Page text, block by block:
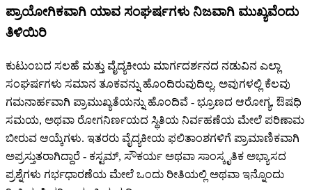
ಪ್ರಾಯೋಗಿಕವಾಗಿ ಯಾವ ಸಂಘರ್ಷಗಳು ನಿಜವಾಗಿ ಮುಖ್ಯವೆಂದು
ತಿಳಿಯಿರಿ
ಕುಟುಂಬದ ಸಲಹೆ ಮತ್ತು ವೈದ್ಯಕೀಯ ಮಾರ್ಗದರ್ಶನದ ನಡುವಿನ ಎಲ್ಲಾ
ಸಂಘರ್ಷಗಳು ಸಮಾನ ತೂಕವನ್ನು ಹೊಂದಿರುವುದಿಲ್ಲ. ಅವುಗಳಲ್ಲಿ ಕೆಲವು
ಗಮನಾರ್ಹವಾಗಿ ಪ್ರಾಮುಖ್ಯತೆಯನ್ನು ಹೊಂದಿವೆ - ಭ್ರೂಣದ ಆರೋಗ್ಯ, ಔಷಧಿ
ಸಮಯ, ಅಥವಾ ರೋಗನಿರ್ಣಯದ ಸ್ಥಿತಿಯ ನಿರ್ವಹಣೆಯ ಮೇಲೆ ಪರಿಣಾಮ
ಬೀರುವ ಆಯ್ಕೆಗಳು. ಇತರರು ವೈದ್ಯಕೀಯ ಫಲಿತಾಂಶಗಳಿಗೆ ಪ್ರಾಮಾಣಿಕವಾಗಿ
ಅಪ್ರಸ್ತುತರಾಗಿದ್ದಾರೆ - ಕಸ್ಟಮ್, ಸೌಕರ್ಯ ಅಥವಾ ಸಾಂಸ್ಕೃತಿಕ ಅಭ್ಯಾಸದ
ಪ್ರಶ್ನೆಗಳು ಗರ್ಭಧಾರಣೆಯ ಮೇಲೆ ಒಂದು ರೀತಿಯಲ್ಲಿ ಅಥವಾ ಇನ್ನೊಂದು